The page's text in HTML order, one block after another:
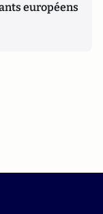
européens